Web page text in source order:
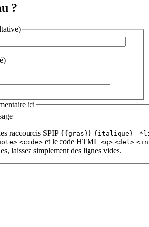
?
ici
raccourcis SPIP {{gras}} {italique} -
<code> et le code HTML <q> <del>
laissez simplement des lignes vides.